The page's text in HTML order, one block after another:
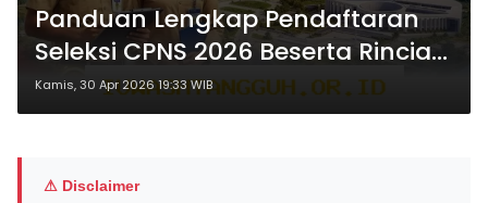
Panduan Lengkap Pendaftaran
Seleksi CPNS 2026 Beserta Rincian
Formasi dan Syarat Mutlak
Kamis, 30 Apr 2026 19:33 WIB
⚠ Disclaimer